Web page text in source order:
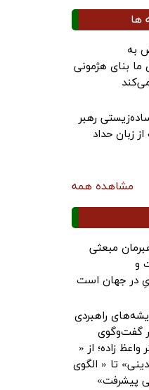
ها
به
بنای هژمونی
رهبر
زبان حداد
مشاهده همه
مبعثی
و
در جهان است
راهبردی
گفت‌وگوی
واعظ زاده؛ از «
تا « الگوی
پیشرفت»